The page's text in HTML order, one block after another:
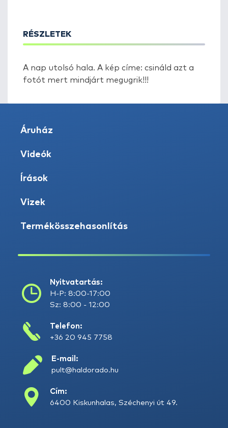
RÉSZLETEK
A nap utolsó hala. A kép címe: csináld azt a
fotót mert mindjárt megugrik!!!
Áruház
Videók
Írások
Vizek
Termékösszehasonlítás
Nyitvatartás:
H-P: 8:00-17:00
Sz: 8:00 - 12:00
Telefon:
+36 20 945 7758
E-mail:
pult@haldorado.hu
Cím:
6400 Kiskunhalas, Széchenyi út 49.